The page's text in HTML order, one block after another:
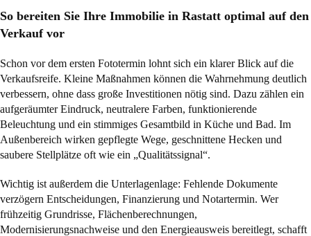
So bereiten Sie Ihre Immobilie in Rastatt optimal auf den
Verkauf vor
Schon vor dem ersten Fototermin lohnt sich ein klarer Blick auf die
Verkaufsreife. Kleine Maßnahmen können die Wahrnehmung deutlich
verbessern, ohne dass große Investitionen nötig sind. Dazu zählen ein
aufgeräumter Eindruck, neutralere Farben, funktionierende
Beleuchtung und ein stimmiges Gesamtbild in Küche und Bad. Im
Außenbereich wirken gepflegte Wege, geschnittene Hecken und
saubere Stellplätze oft wie ein „Qualitätssignal“.
Wichtig ist außerdem die Unterlagenlage: Fehlende Dokumente
verzögern Entscheidungen, Finanzierung und Notartermin. Wer
frühzeitig Grundrisse, Flächenberechnungen,
Modernisierungsnachweise und den Energieausweis bereitlegt, schafft